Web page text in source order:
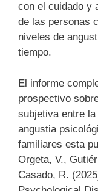
con el cuidado y
de las personas
niveles de
tiempo.
El informe
prospectivo
subjetiva entre
angustia
familiares esta
Orgeta, V.,
Casado, R.